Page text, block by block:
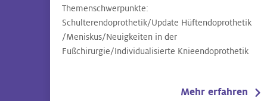
Themenschwerpunkte:
Schulterendoprothetik/Update Hüftendoprothetik
/Meniskus/Neuigkeiten in der
Fußchirurgie/Individualisierte Knieendoprothetik
Mehr erfahren